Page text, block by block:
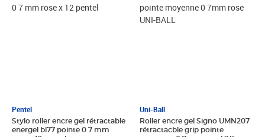
Pentel
Stylo roller encre gel rétractable
energel bl77 pointe 0 7 mm
Uni-Ball
Roller encre gel Signo UMN207
rétractacble grip pointe